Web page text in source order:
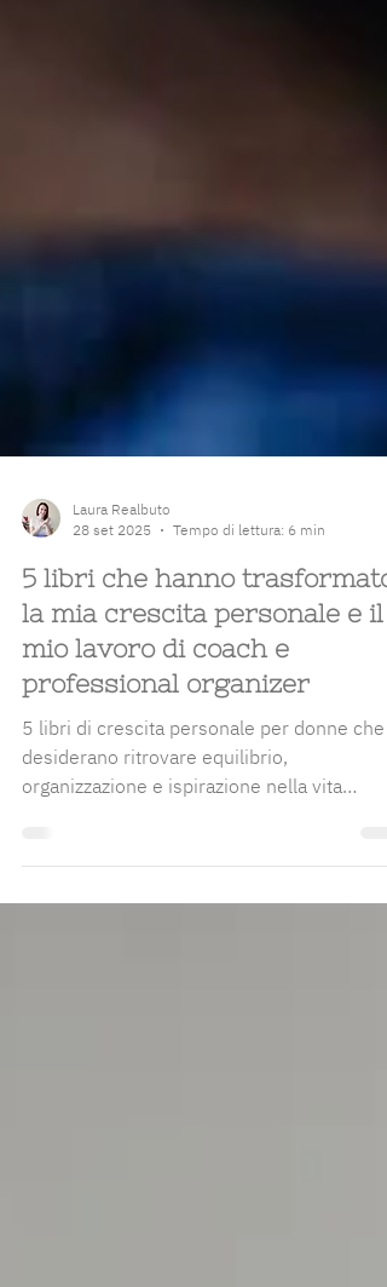
28 set 2025
Tempo di lettura: 6 min
5 libri che hanno trasformato
la mia crescita personale e il
mio lavoro di coach e
professional organizer
5 libri di crescita personale per donne che
desiderano ritrovare equilibrio,